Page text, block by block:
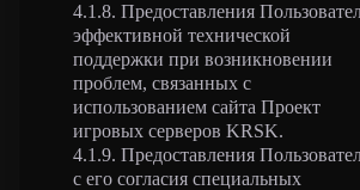
4.1.8. Предоставления
эффективной технической
поддержки при возникновении
проблем, связанных с
использованием сайта Проект
игровых серверов KRSK.
4.1.9. Предоставления
с его согласия специальных